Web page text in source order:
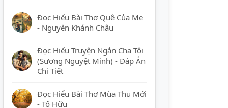
Đọc Hiểu Bài Thơ Quê Của Mẹ
- Nguyễn Khánh Châu
Đọc Hiểu Truyện Ngắn Cha Tôi
(Sương Nguyệt Minh) - Đáp Án
Chi Tiết
Đọc Hiểu Bài Thơ Mùa Thu Mới
- Tố Hữu